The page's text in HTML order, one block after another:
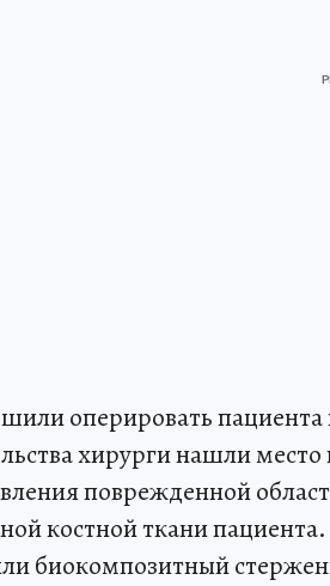
оперировать
хирурги нашли
поврежденной
костной ткани
биокомпозитный